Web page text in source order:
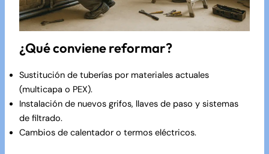
¿Qué conviene reformar?
Sustitución de tuberías por materiales actuales
(multicapa o PEX).
Instalación de nuevos grifos, llaves de paso y sistemas
de filtrado.
Cambios de calentador o termos eléctricos.